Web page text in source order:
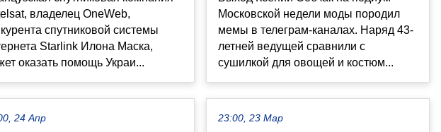
владелец OneWeb,
спутниковой системы
Starlink Илона Маска,
оказать помощь Украи...
24 Апр
Московской недели моды породил
мемы в телеграм-каналах. Наряд 43-
летней ведущей сравнили с
сушилкой для овощей и костюм...
23:00, 23 Мар